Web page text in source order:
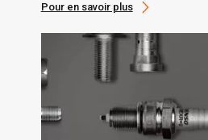
Pour en savoir plus